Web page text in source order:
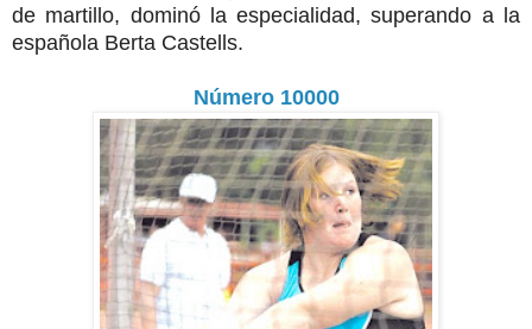
de martillo, dominó la especialidad, superando a la
española Berta Castells.
Número 10000